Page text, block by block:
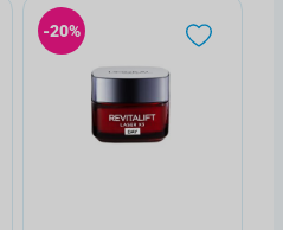
-20%